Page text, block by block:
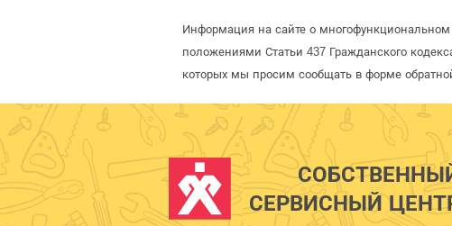
Информация на сайте о
положениями Статьи 437 Гражданского
которых мы просим сообщать в форме
СЕРВИСНЫЙ